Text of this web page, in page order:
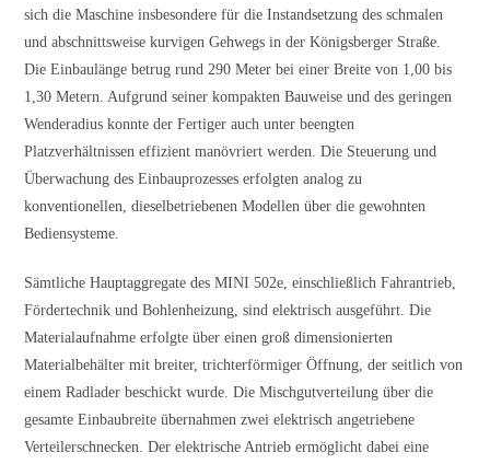
sich die Maschine insbesondere für die Instandsetzung des schmalen
und abschnittsweise kurvigen Gehwegs in der Königsberger Straße.
Die Einbaulänge betrug rund 290 Meter bei einer Breite von 1,00 bis
1,30 Metern. Aufgrund seiner kompakten Bauweise und des geringen
Wenderadius konnte der Fertiger auch unter beengten
Platzverhältnissen effizient manövriert werden. Die Steuerung und
Überwachung des Einbauprozesses erfolgten analog zu
konventionellen, dieselbetriebenen Modellen über die gewohnten
Bediensysteme.
Sämtliche Hauptaggregate des MINI 502e, einschließlich Fahrantrieb,
Fördertechnik und Bohlenheizung, sind elektrisch ausgeführt. Die
Materialaufnahme erfolgte über einen groß dimensionierten
Materialbehälter mit breiter, trichterförmiger Öffnung, der seitlich von
einem Radlader beschickt wurde. Die Mischgutverteilung über die
gesamte Einbaubreite übernahmen zwei elektrisch angetriebene
Verteilerschnecken. Der elektrische Antrieb ermöglicht dabei eine